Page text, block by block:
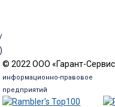
© 2022 ООО «Гарант-
информационно-
предприятий